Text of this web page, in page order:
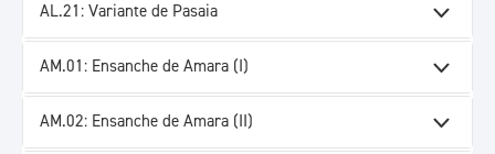
AL.21: Variante de Pasaia
AM.01: Ensanche de Amara (I)
AM.02: Ensanche de Amara (II)